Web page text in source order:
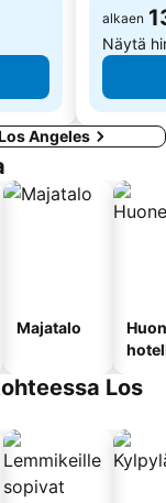
alkaen
Näytä
Angeles
Majatalo
Los